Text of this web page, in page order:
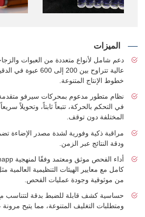
الميزات
دعم شامل لأنواع متعددة من العبوات
عالية تتراوح بين 200
خطوط الإنتاج المتنوعة.
نظام متطور مدعوم بمحركات سيرفو متقدمة
في التحكم بالحركة، تتبعاً ثابتاً، وتحويلاً
المختلفة دون توقف.
مراقبة ذكية وفورية لشدة مصدر الإضاءة
ودقة النتائج عبر الزمن.
من موثوقية وجودة عمليات الفحص.
حساسية كشف قابلة للضبط بدقة لتتناسب مع
ومتطلبات التغليف المتنوعة، مما يتيح مرونة